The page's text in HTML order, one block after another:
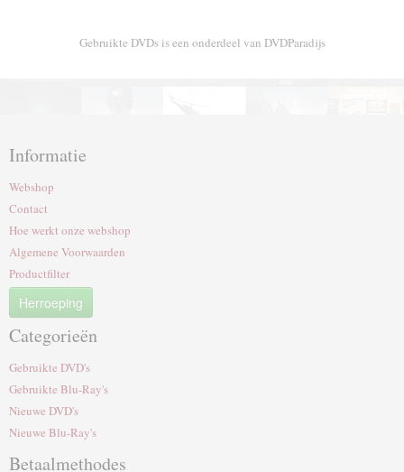
Gebruikte DVDs is een onderdeel van DVDParadijs
Informatie
Webshop
Contact
Hoe werkt onze webshop
Algemene Voorwaarden
Productfilter
Herroeping
Categorieën
Gebruikte DVD's
Gebruikte Blu-Ray's
Nieuwe DVD's
Nieuwe Blu-Ray's
Betaalmethodes